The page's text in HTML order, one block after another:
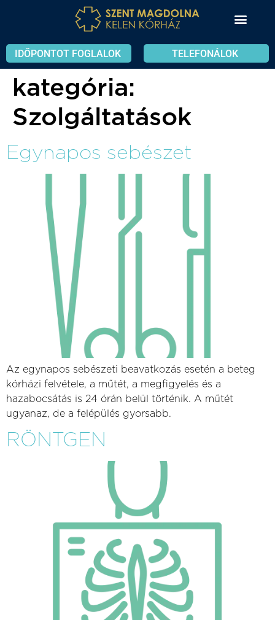
IDŐPONTOT FOGLALOK TELEFONÁLOK
kategória:
Szolgáltatások
Egynapos sebészet
Az egynapos sebészeti beavatkozás esetén a beteg
kórházi felvétele, a műtét, a megfigyelés és a
hazabocsátás is 24 órán belül történik. A műtét
ugyanaz, de a felépülés gyorsabb.
RÖNTGEN